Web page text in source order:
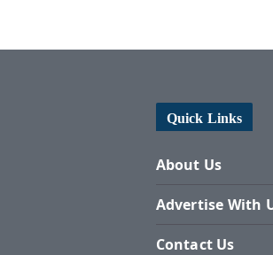
Quick Links
About Us
Advertise With
Contact Us